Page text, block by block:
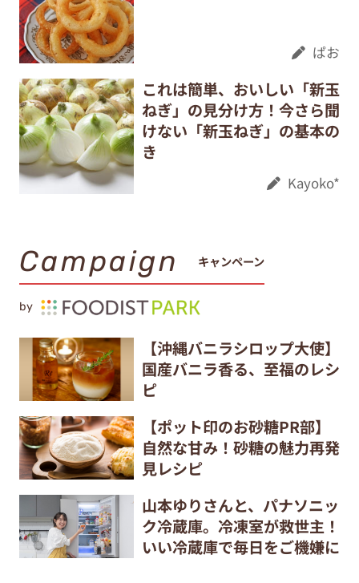
ぱお
これは簡単、おいしい「新玉
ねぎ」の見分け方！今さら聞
けない「新玉ねぎ」の基本の
き
Kayoko*
Campaign キャンペーン
by
【沖縄バニラシロップ大使】
国産バニラ香る、至福のレシ
ピ
【ポット印のお砂糖PR部】
自然な甘み！砂糖の魅力再発
見レシピ
山本ゆりさんと、パナソニッ
ク冷蔵庫。冷凍室が救世主！
いい冷蔵庫で毎日をご機嫌に